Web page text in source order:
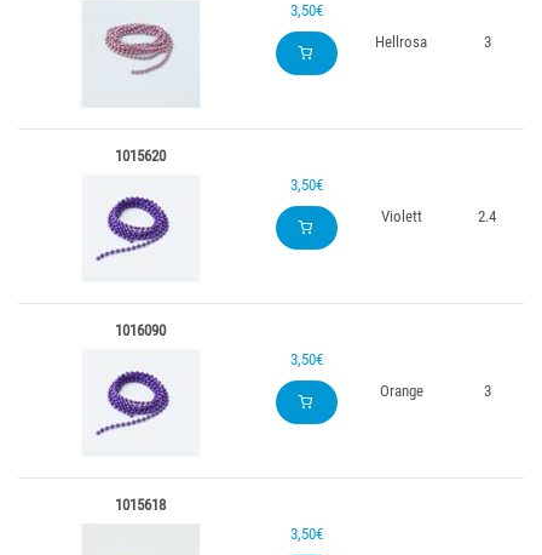
3,50€
Hellrosa
3
1015620
3,50€
Violett
2.4
1016090
3,50€
Orange
3
1015618
3,50€